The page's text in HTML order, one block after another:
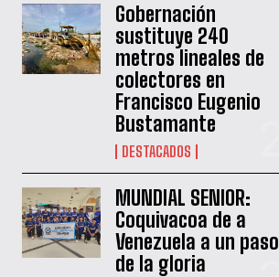
Gobernación
sustituye 240
metros lineales de
colectores en
Francisco Eugenio
Bustamante
DESTACADOS
MUNDIAL SENIOR:
Coquivacoa de a
Venezuela a un paso
de la gloria